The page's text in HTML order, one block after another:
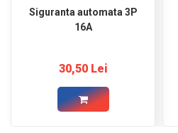
Siguranta automata 3P
16A
30,50 Lei